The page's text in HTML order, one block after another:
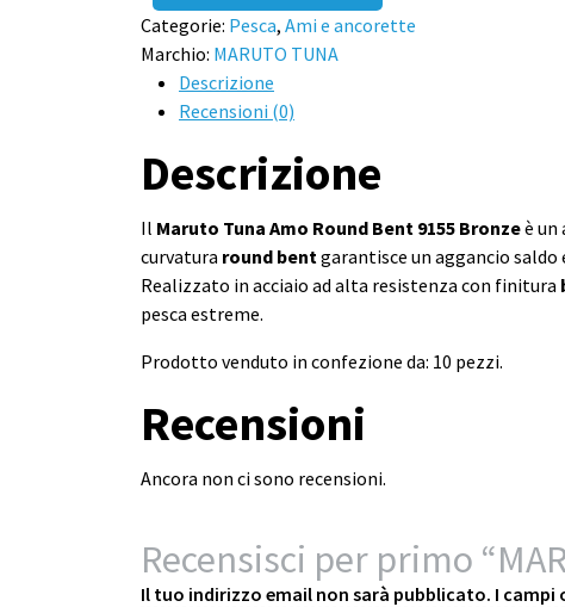
ROUND
BENT
BRONZE
taglia
14
quantità
Categorie: Pesca, Ami e ancorette
Marchio: MARUTO TUNA
Descrizione
Recensioni (0)
Descrizione
Il Maruto Tuna Amo Round Bent 9155 Bronzeè un
curvatura round bentgarantisce un aggancio
Realizzato in acciaio ad alta resistenza con finitura
pesca estreme.
Prodotto venduto in confezione da: 10 pezzi.
Recensioni
Ancora non ci sono recensioni.
Recensisci per primo
Il tuo indirizzo email non sarà pubblicato. I campi